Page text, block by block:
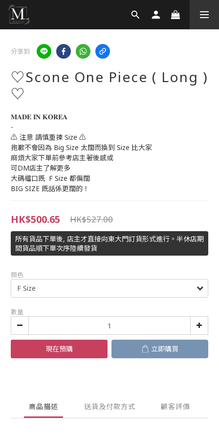
分享到
♡Scone One Piece ( Long )
♡
𝐌𝐀𝐃𝐄 𝐈𝐍 𝐊𝐎𝐑𝐄𝐀
-
⚠️ 注意 請慎重揀 Size ⚠️
抱歉不會因為 Big Size 太闊而換到 Size 比大家
麻煩大家下單前參考店主著後感或
可DM店主了解更多
大碼檔口既  F Size 都偏闊
BIG SIZE 既話係更闊的！
HK$500.65 HK$527.00
所有貨品下單後, 店主才直接向東大門訂貨形式進行。半休店期
間貨品順下單次序陸續發貨
顏色
數量
現在預購 立即購買
商品描述 送貨及付款方式 顧客評價